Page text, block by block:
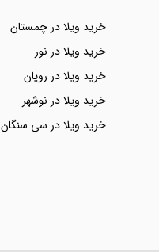
خرید ویلا در چمستان
خرید ویلا در نور
خرید ویلا در رویان
خرید ویلا در نوشهر
خرید ویلا در سی سنگان